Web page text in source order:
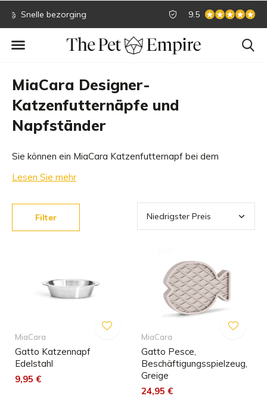
Sichere Online-Zahlung Größte Sammlung
9.5
MiaCara Designer-
Katzenfutternäpfe und
Napfständer
Sie können ein MiaCara Katzenfutternapf bei dem
exklusiven MiaCara-Händler Nr. 1 kaufen! Wir haben die
Designer-Näpfen. Sehen Sie sich unser Sortiment an.
Lesen Sie mehr
Filter
MiaCara
Gatto Katzennapf
Edelstahl
9,95 €
MiaCara
Gatto Pesce,
Beschäftigungsspielzeug,
Greige
24,95 €